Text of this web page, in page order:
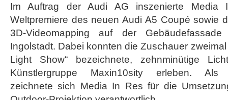
Im Auftrag der Audi AG inszenierte
Weltpremiere des neuen Audi A5 Coupé sowie
3D-Videomapping auf der
Ingolstadt. Dabei konnten die Zuschauer
Light Show“ bezeichnete, zehnminütige
Künstlergruppe Maxin10sity erleben. Als
zeichnete sich Media In Res für die